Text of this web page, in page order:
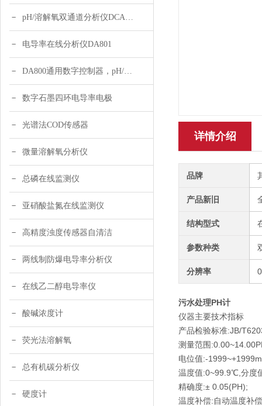
pH/溶解氧双通道分析仪DCA120
电导率在线分析仪DA801
DA800通用数字控制器，pH/DO/ORP多参数
数字石墨四环电导率电极
光谱法COD传感器
微量溶解氧分析仪
总磷在线监测仪
亚硝酸盐氮在线监测仪
高精度浊度传感器自清洁
两线制防爆电导率分析仪
在线乙二醇电导率仪
酸碱浓度计
荧光法溶解氧
总有机碳分析仪
硬度计
详情介绍
品牌
产品新旧
结构型式
参数种类
分辨率
污水处理PH计
仪器主要技术指标
产品检验标准:JB/
测量范围
电位值:-
温度值:0~99.9℃,分度
精确度:± 0.05(PH);
温度补偿:自动温度补